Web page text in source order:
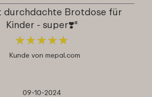
durchdachte Brotdose für
Kinder - super❣️"
★★★★★
★★★★★
Kunde von mepal.com
09-10-2024